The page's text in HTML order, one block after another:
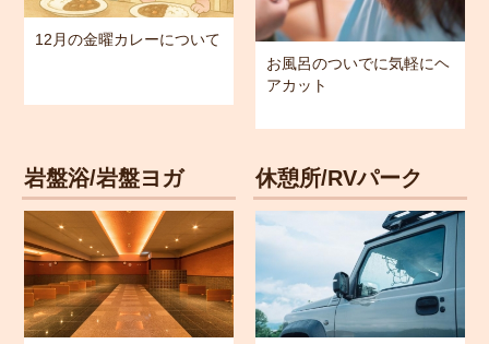
12月の金曜カレーについて
お風呂のついでに気軽にヘ
アカット
岩盤浴/岩盤ヨガ 休憩所/RVパーク